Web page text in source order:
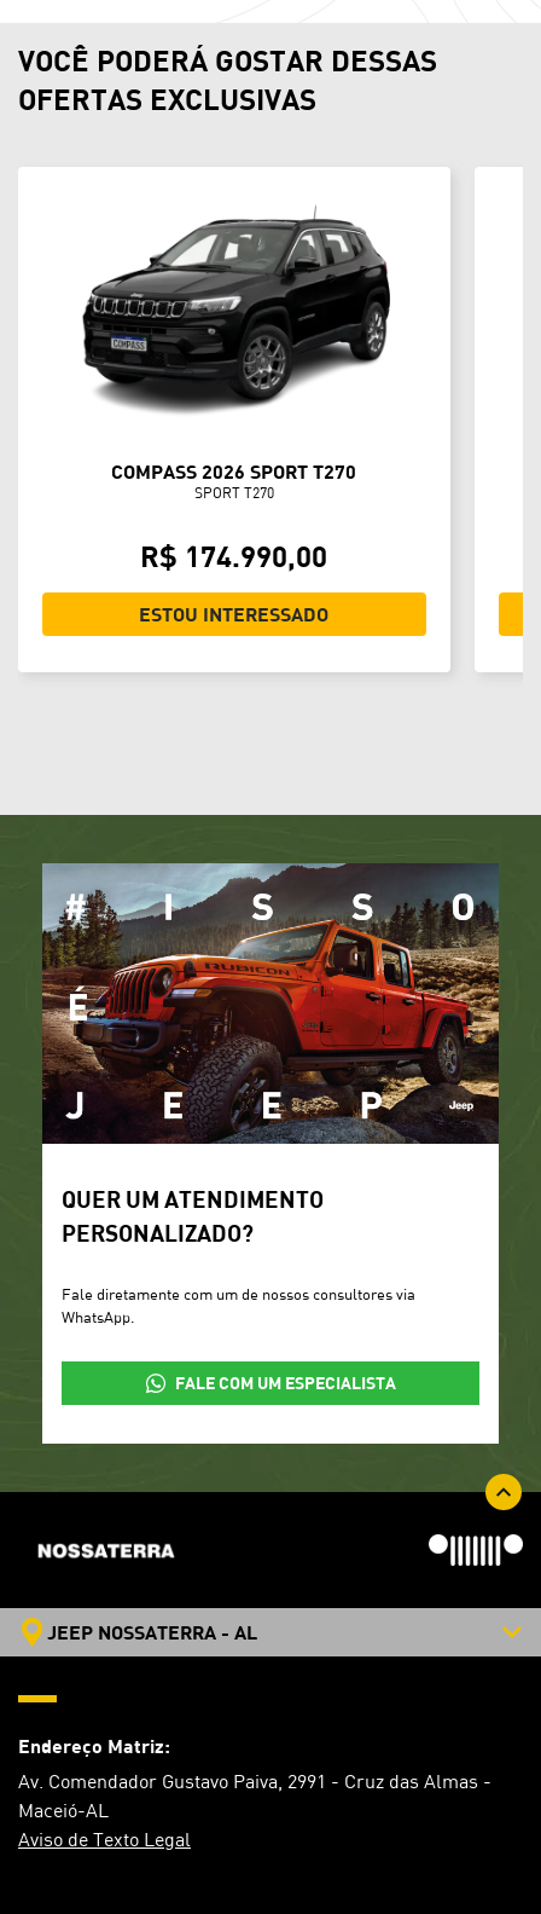
VOCÊ PODERÁ GOSTAR DESSAS
OFERTAS EXCLUSIVAS
COMPASS 2026 SPORT T270
SPORT T270
R$ 174.990,00
ESTOU INTERESSADO
QUER UM ATENDIMENTO
PERSONALIZADO?
Fale diretamente com um de nossos consultores via
WhatsApp.
FALE COM UM ESPECIALISTA
JEEP NOSSATERRA - AL
Endereço Matriz:
Av. Comendador Gustavo Paiva, 2991 - Cruz das Almas -
Maceió-AL
Aviso de Texto Legal